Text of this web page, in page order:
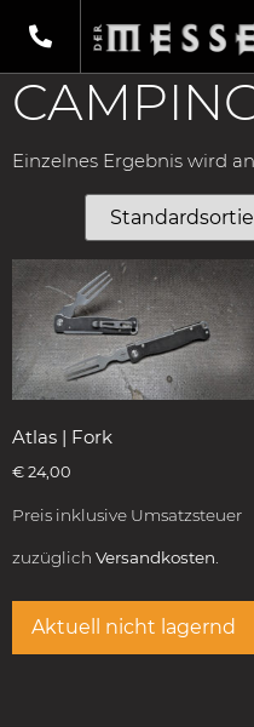
Produkte
„Campingbesteck“ /
Einzelnes Ergebnis wird
Atlas | Fork
€ 24,00
Preis inklusive Umsatzsteuer
zuzüglich Versandkosten.
Aktuell nicht lagernd